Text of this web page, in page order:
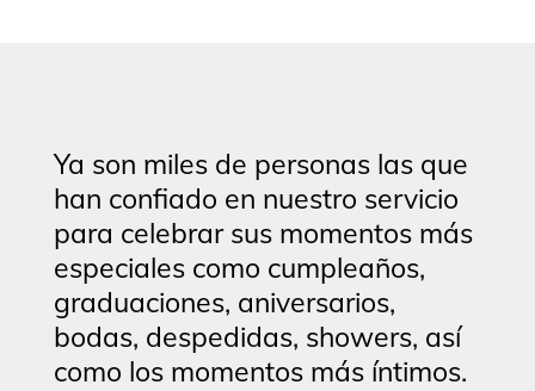
Ya son miles de personas las que
han confiado en nuestro servicio
para celebrar sus momentos más
especiales como cumpleaños,
graduaciones, aniversarios,
bodas, despedidas, showers, así
como los momentos más íntimos.